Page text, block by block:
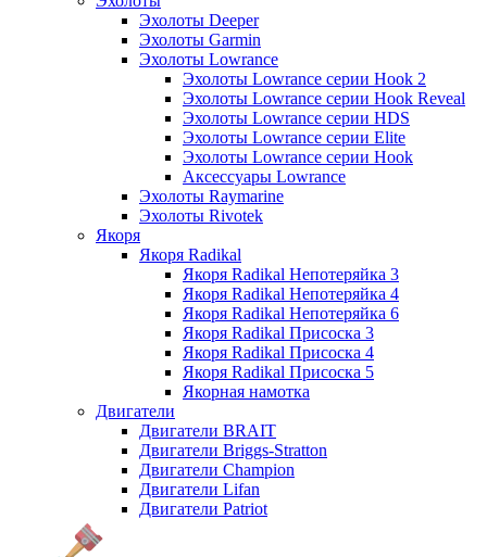
Эхолоты Deeper
Эхолоты Garmin
Эхолоты Lowrance
Эхолоты Lowrance серии Hook 2
Эхолоты Lowrance серии Hook Reveal
Эхолоты Lowrance серии HDS
Эхолоты Lowrance серии Elite
Эхолоты Lowrance серии Hook
Аксессуары Lowrance
Эхолоты Raymarine
Эхолоты Rivotek
Якоря
Якоря Radikal
Якоря Radikal Непотеряйка 3
Якоря Radikal Непотеряйка 4
Якоря Radikal Непотеряйка 6
Якоря Radikal Присоска 3
Якоря Radikal Присоска 4
Якоря Radikal Присоска 5
Якорная намотка
Двигатели
Двигатели BRAIT
Двигатели Briggs-Stratton
Двигатели Champion
Двигатели Lifan
Двигатели Patriot